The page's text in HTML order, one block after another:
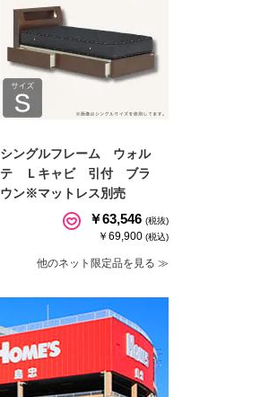
シングルフレーム ウォル
テ Ｌキャビ 引付 ブラ
ウン※マットレス別売
￥63,546 (税抜)
￥69,900 (税込)
他のネット限定品を見る ≫